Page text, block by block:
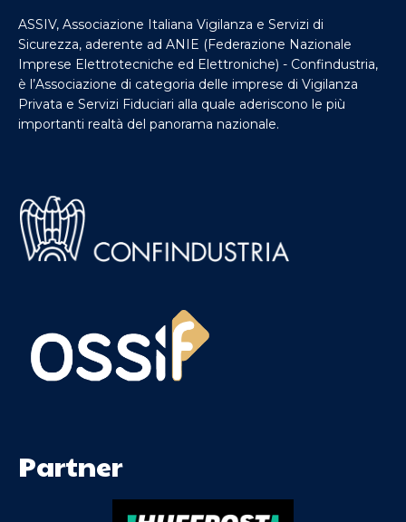
ASSIV, Associazione Italiana Vigilanza e Servizi di
Sicurezza, aderente ad ANIE (Federazione Nazionale
Imprese Elettrotecniche ed Elettroniche) - Confindustria,
è l’Associazione di categoria delle imprese di Vigilanza
Privata e Servizi Fiduciari alla quale aderiscono le più
importanti realtà del panorama nazionale.
Partner